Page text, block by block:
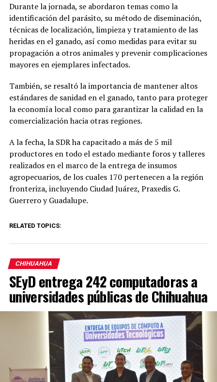
Durante la jornada, se abordaron temas como la
identificación del parásito, su método de diseminación,
técnicas de localización, limpieza y tratamiento de las
heridas en el ganado, así como medidas para evitar su
propagación a otros animales y prevenir complicaciones
mayores en ejemplares infectados.
También, se resaltó la importancia de mantener altos
estándares de sanidad en el ganado, tanto para proteger
la economía local como para garantizar la calidad en la
comercialización hacia otras regiones.
A la fecha, la SDR ha capacitado a más de 5 mil
productores en todo el estado mediante foros y talleres
realizados en el marco de la entrega de insumos
agropecuarios, de los cuales 170 pertenecen a la región
fronteriza, incluyendo Ciudad Juárez, Praxedis G.
Guerrero y Guadalupe.
RELATED TOPICS:
CHIHUAHUA
SEyD entrega 242 computadoras a
universidades públicas de Chihuahua